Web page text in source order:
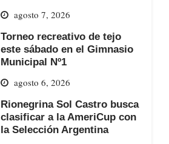
agosto 7, 2026
Torneo recreativo de tejo
este sábado en el Gimnasio
Municipal Nº1
agosto 6, 2026
Rionegrina Sol Castro busca
clasificar a la AmeriCup con
la Selección Argentina